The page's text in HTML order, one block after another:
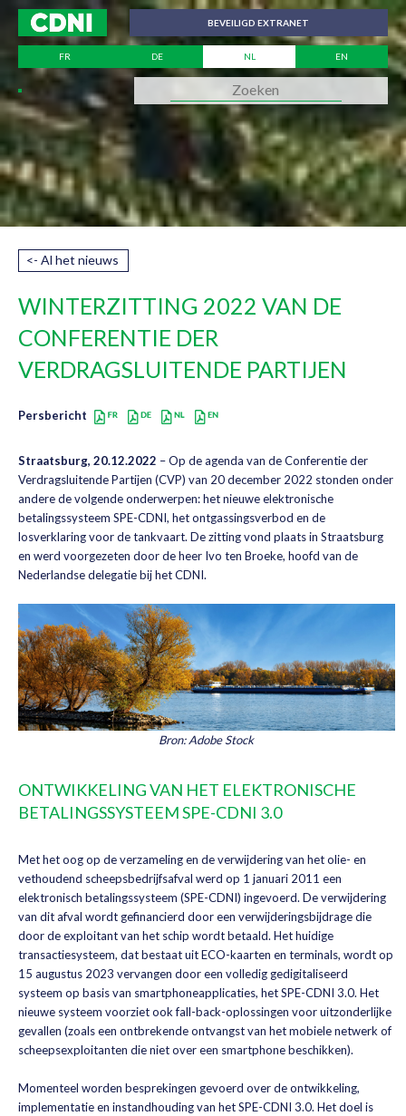
BEVEILIGD EXTRANET
FR DE NL EN
<- Al het nieuws
WINTERZITTING 2022 VAN DE
CONFERENTIE DER
VERDRAGSLUITENDE PARTIJEN
Persbericht
Straatsburg, 20.12.2022 – Op de agenda van de Conferentie der
Verdragsluitende Partijen (CVP) van 20 december 2022 stonden onder
andere de volgende onderwerpen: het nieuwe elektronische
betalingssysteem SPE-CDNI, het ontgassingsverbod en de
losverklaring voor de tankvaart. De zitting vond plaats in Straatsburg
en werd voorgezeten door de heer Ivo ten Broeke, hoofd van de
Nederlandse delegatie bij het CDNI.
Bron: Adobe Stock
ONTWIKKELING VAN HET ELEKTRONISCHE
BETALINGSSYSTEEM SPE-CDNI 3.0
Met het oog op de verzameling en de verwijdering van het olie- en
vethoudend scheepsbedrijfsafval werd op 1 januari 2011 een
elektronisch betalingssysteem (SPE-CDNI) ingevoerd. De verwijdering
van dit afval wordt gefinancierd door een verwijderingsbijdrage die
door de exploitant van het schip wordt betaald. Het huidige
transactiesysteem, dat bestaat uit ECO-kaarten en terminals, wordt op
15 augustus 2023 vervangen door een volledig gedigitaliseerd
systeem op basis van smartphoneapplicaties, het SPE-CDNI 3.0. Het
nieuwe systeem voorziet ook fall-back-oplossingen voor uitzonderlijke
gevallen (zoals een ontbrekende ontvangst van het mobiele netwerk of
scheepsexploitanten die niet over een smartphone beschikken).
Momenteel worden besprekingen gevoerd over de ontwikkeling,
implementatie en instandhouding van het SPE-CDNI 3.0. Het doel is
Cookies beheer paneel